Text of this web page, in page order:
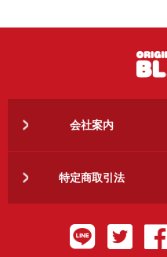
会社案内
特定商取引法